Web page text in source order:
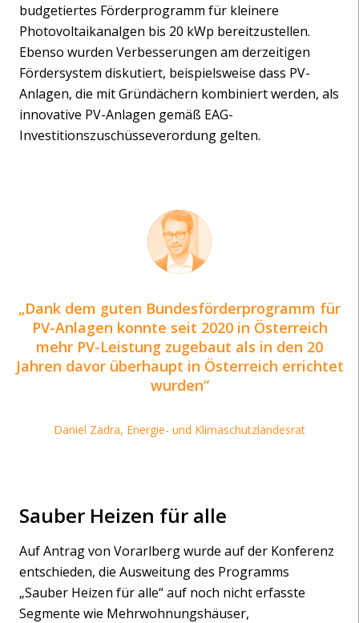
budgetiertes Förderprogramm für kleinere
Photovoltaikanalgen bis 20 kWp bereitzustellen.
Ebenso wurden Verbesserungen am derzeitigen
Fördersystem diskutiert, beispielsweise dass PV-
Anlagen, die mit Gründächern kombiniert werden, als
innovative PV-Anlagen gemäß EAG-
Investitionszuschüsseverordung gelten.
Dank dem guten Bundesförderprogramm für
PV-Anlagen konnte seit 2020 in Österreich
mehr PV-Leistung zugebaut als in den 20
Jahren davor überhaupt in Österreich errichtet
wurden
Daniel Zadra, Energie- und Klimaschutzlandesrat
Sauber Heizen für alle
Auf Antrag von Vorarlberg wurde auf der Konferenz
entschieden, die Ausweitung des Programms
„Sauber Heizen für alle“ auf noch nicht erfasste
Segmente wie Mehrwohnungshäuser,